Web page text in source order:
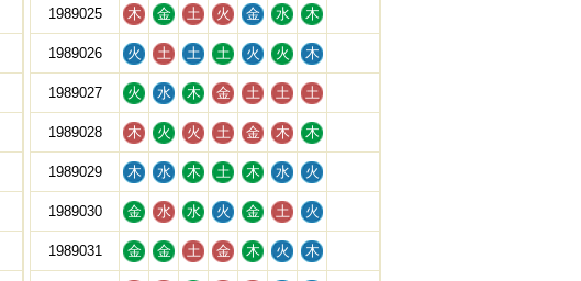
1989025 木 金 土 火 金 水 木
1989026 火 土 土 土 火 火 木
1989027 火 水 木 金 土 土 土
1989028 木 火 火 土 金 木 木
1989029 木 水 木 土 木 水 火
1989030 金 水 水 火 金 土 火
1989031 金 金 土 金 木 火 木